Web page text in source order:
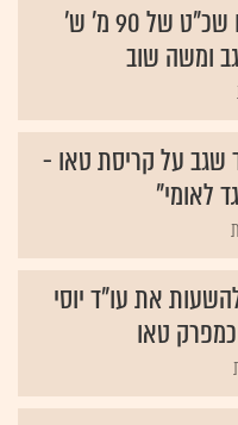
הוקפא תשלום שכ"ט של 90 מ' ש'
ומשה שוב
שגב על קריסת טאו -
לאומי"
את עו"ד יוסי
טאו